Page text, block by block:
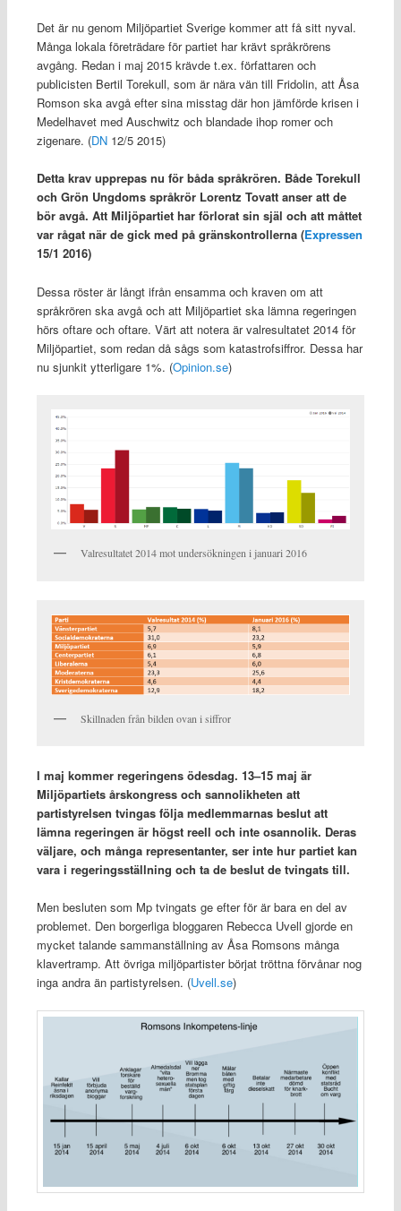
Det är nu genom Miljöpartiet Sverige kommer att få sitt nyval.
Många lokala företrädare för partiet har krävt språkrörens
avgång. Redan i maj 2015 krävde t.ex. författaren och
publicisten Bertil Torekull, som är nära vän till Fridolin, att Åsa
Romson ska avgå efter sina misstag där hon jämförde krisen i
Medelhavet med Auschwitz och blandade ihop romer och
zigenare. (DN12/5 2015)
Detta krav upprepas nu för båda språkrören. Både Torekull
och Grön Ungdoms språkrör Lorentz Tovatt anser att de
bör avgå. Att Miljöpartiet har förlorat sin själ och att måttet
var rågat när de gick med på gränskontrollerna (Expressen
15/1 2016)
Dessa röster är långt ifrån ensamma och kraven om att
språkrören ska avgå och att Miljöpartiet ska lämna regeringen
hörs oftare och oftare. Värt att notera är valresultatet 2014 för
Miljöpartiet, som redan då sågs som katastrofsiffror. Dessa har
nu sjunkit ytterligare 1%. (Opinion.se)
Valresultatet 2014 mot undersökningen i januari 2016
Skillnaden från bilden ovan i siffror
I maj kommer regeringens ödesdag. 13–15 maj är
Miljöpartiets årskongress och sannolikheten att
partistyrelsen tvingas följa medlemmarnas beslut att
lämna regeringen är högst reell och inte osannolik. Deras
väljare, och många representanter, ser inte hur partiet kan
vara i regeringsställning och ta de beslut de tvingats till.
Men besluten som Mp tvingats ge efter för är bara en del av
problemet. Den borgerliga bloggaren Rebecca Uvell gjorde en
mycket talande sammanställning av Åsa Romsons många
klavertramp. Att övriga miljöpartister börjat tröttna förvånar nog
inga andra än partistyrelsen. (Uvell.se)